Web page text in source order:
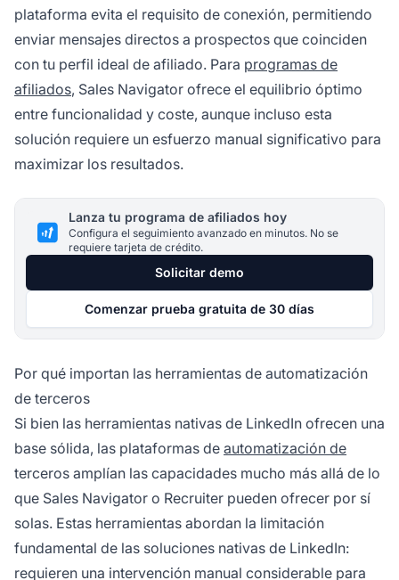
plataforma evita el requisito de conexión, permitiendo
enviar mensajes directos a prospectos que coinciden
con tu perfil ideal de afiliado. Para programas de
afiliados, Sales Navigator ofrece el equilibrio óptimo
entre funcionalidad y coste, aunque incluso esta
solución requiere un esfuerzo manual significativo para
maximizar los resultados.
Lanza tu programa de afiliados hoy
Configura el seguimiento avanzado en minutos. No se
requiere tarjeta de crédito.
Solicitar demo
Comenzar prueba gratuita de 30 días
Por qué importan las herramientas de automatización
de terceros
Si bien las herramientas nativas de LinkedIn ofrecen una
base sólida, las plataformas de automatización de
terceros amplían las capacidades mucho más allá de lo
que Sales Navigator o Recruiter pueden ofrecer por sí
solas. Estas herramientas abordan la limitación
fundamental de las soluciones nativas de LinkedIn:
requieren una intervención manual considerable para